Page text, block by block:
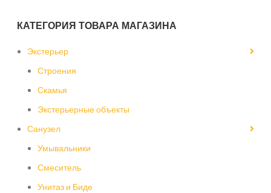
КАТЕГОРИЯ ТОВАРА МАГАЗИНА
Экстерьер
Строения
Скамья
Экстерьерные объекты
Санузел
Умывальники
Смеситель
Унитаз и Биде